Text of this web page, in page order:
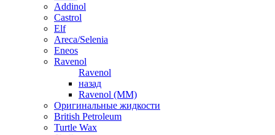
Addinol
Castrol
Elf
Areca/Selenia
Eneos
Ravenol
Ravenol
назад
Ravenol (ММ)
Оригинальные жидкости
British Petroleum
Turtle Wax